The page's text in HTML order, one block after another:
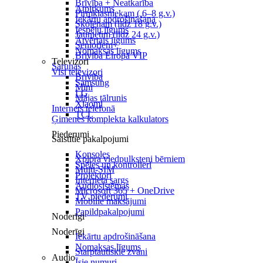
Brīvība + Neatkarība
Pirmklasniekam ( 6–8 g.v.)
Skolēnam (līdz 18 g.v.)
Jaunietim (līdz 24 g.v.)
Senioriem+
Brīvība Eiropā VIP
Sarunas
Brīvība
Mini
Mājas tālrunis
Internets telefonā
Ģimenes komplekta kalkulators
Saistītie pakalpojumi
Xplora viedpulksteņi bērniem
Multi-SIM
Interneta sargs
Microsoft 365 + OneDrive
Mobilie maksājumi
Papildpakalpojumi
Noderīgi
Starptautiskie zvani
Atpirkums
Iekārtu apdrošināšana
Iespēju līgums
Atvērtais līgums
Nomaksas līgums
Televizori
Visi televizori
Samsung
LG
Xiaomi
TCL
Piederumi
Konsoles
Spēles un kontrolieri
Projektori
Audiosistēmas
TV piederumi
Noderīgi
Iekārtu apdrošināšana
Nomaksas līgums
Audio